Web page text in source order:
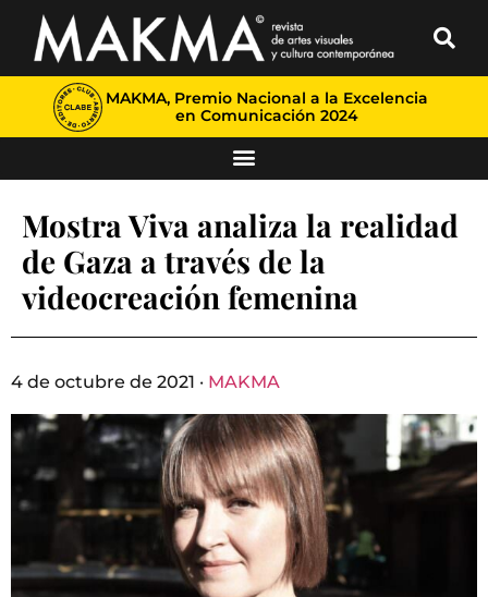
MAKMA, Premio Nacional a la Excelencia
en Comunicación 2024
Mostra Viva analiza la realidad
de Gaza a través de la
videocreación femenina
4 de octubre de 2021 · MAKMA